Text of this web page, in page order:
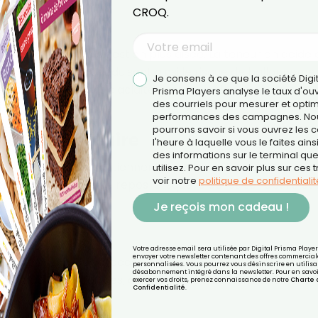
favoriser une digestion plus aisée. La teneur en acide
efficacement, réduisant ainsi le risque de
souffrant d'acidité gastrique élevée devraient
Immunitaire
dans le citron soutiennent le système immunitaire, ce
les heures de repos lorsque le corps se répare et
de nombreux processus corporels. Ajouter du jus de
accrue de liquides, aidant ainsi à maintenir une
CROQ.
Je consens à ce que la société
Prisma Players analyse le taux
des courriels pour mesurer et
performances des campagnes.
pourrons savoir si vous ouvrez les
l'heure à laquelle vous le faites
des informations sur le terminal
utilisez. Pour en savoir plus sur ces
voir notre politique de
Je reçois mon cadeau !
Votre adresse email sera utilisée par Digital Prisma
envoyer votre newsletter contenant des offres
personnalisées. Vous pourrez vous désinscrire en
désabonnement intégré dans la newsletter. Pour en
exercer vos droits, prenez connaissance de notre Charte
Confidentialité.